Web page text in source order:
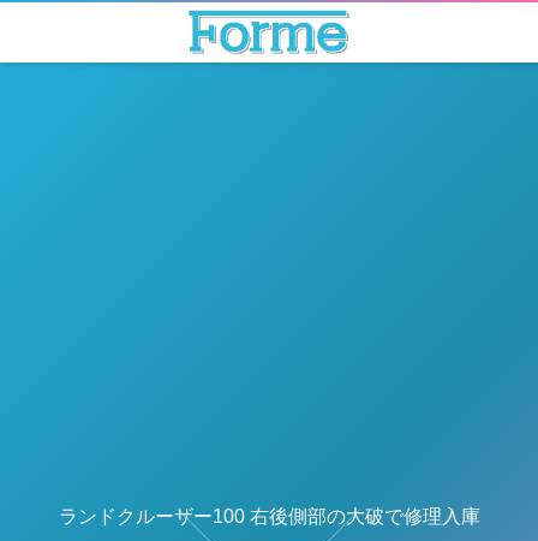
ランドクルーザー100 右後側部の大破で修理入庫